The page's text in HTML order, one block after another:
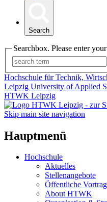
Search
Searchbox. Please enter
Hochschule für Technik,
Leipzig University of Applied
HTWK Leipzig
Skip main site navigation
Hauptmenü
Hochschule
Aktuelles
Stellenangebote
Öffentliche
About HTWK